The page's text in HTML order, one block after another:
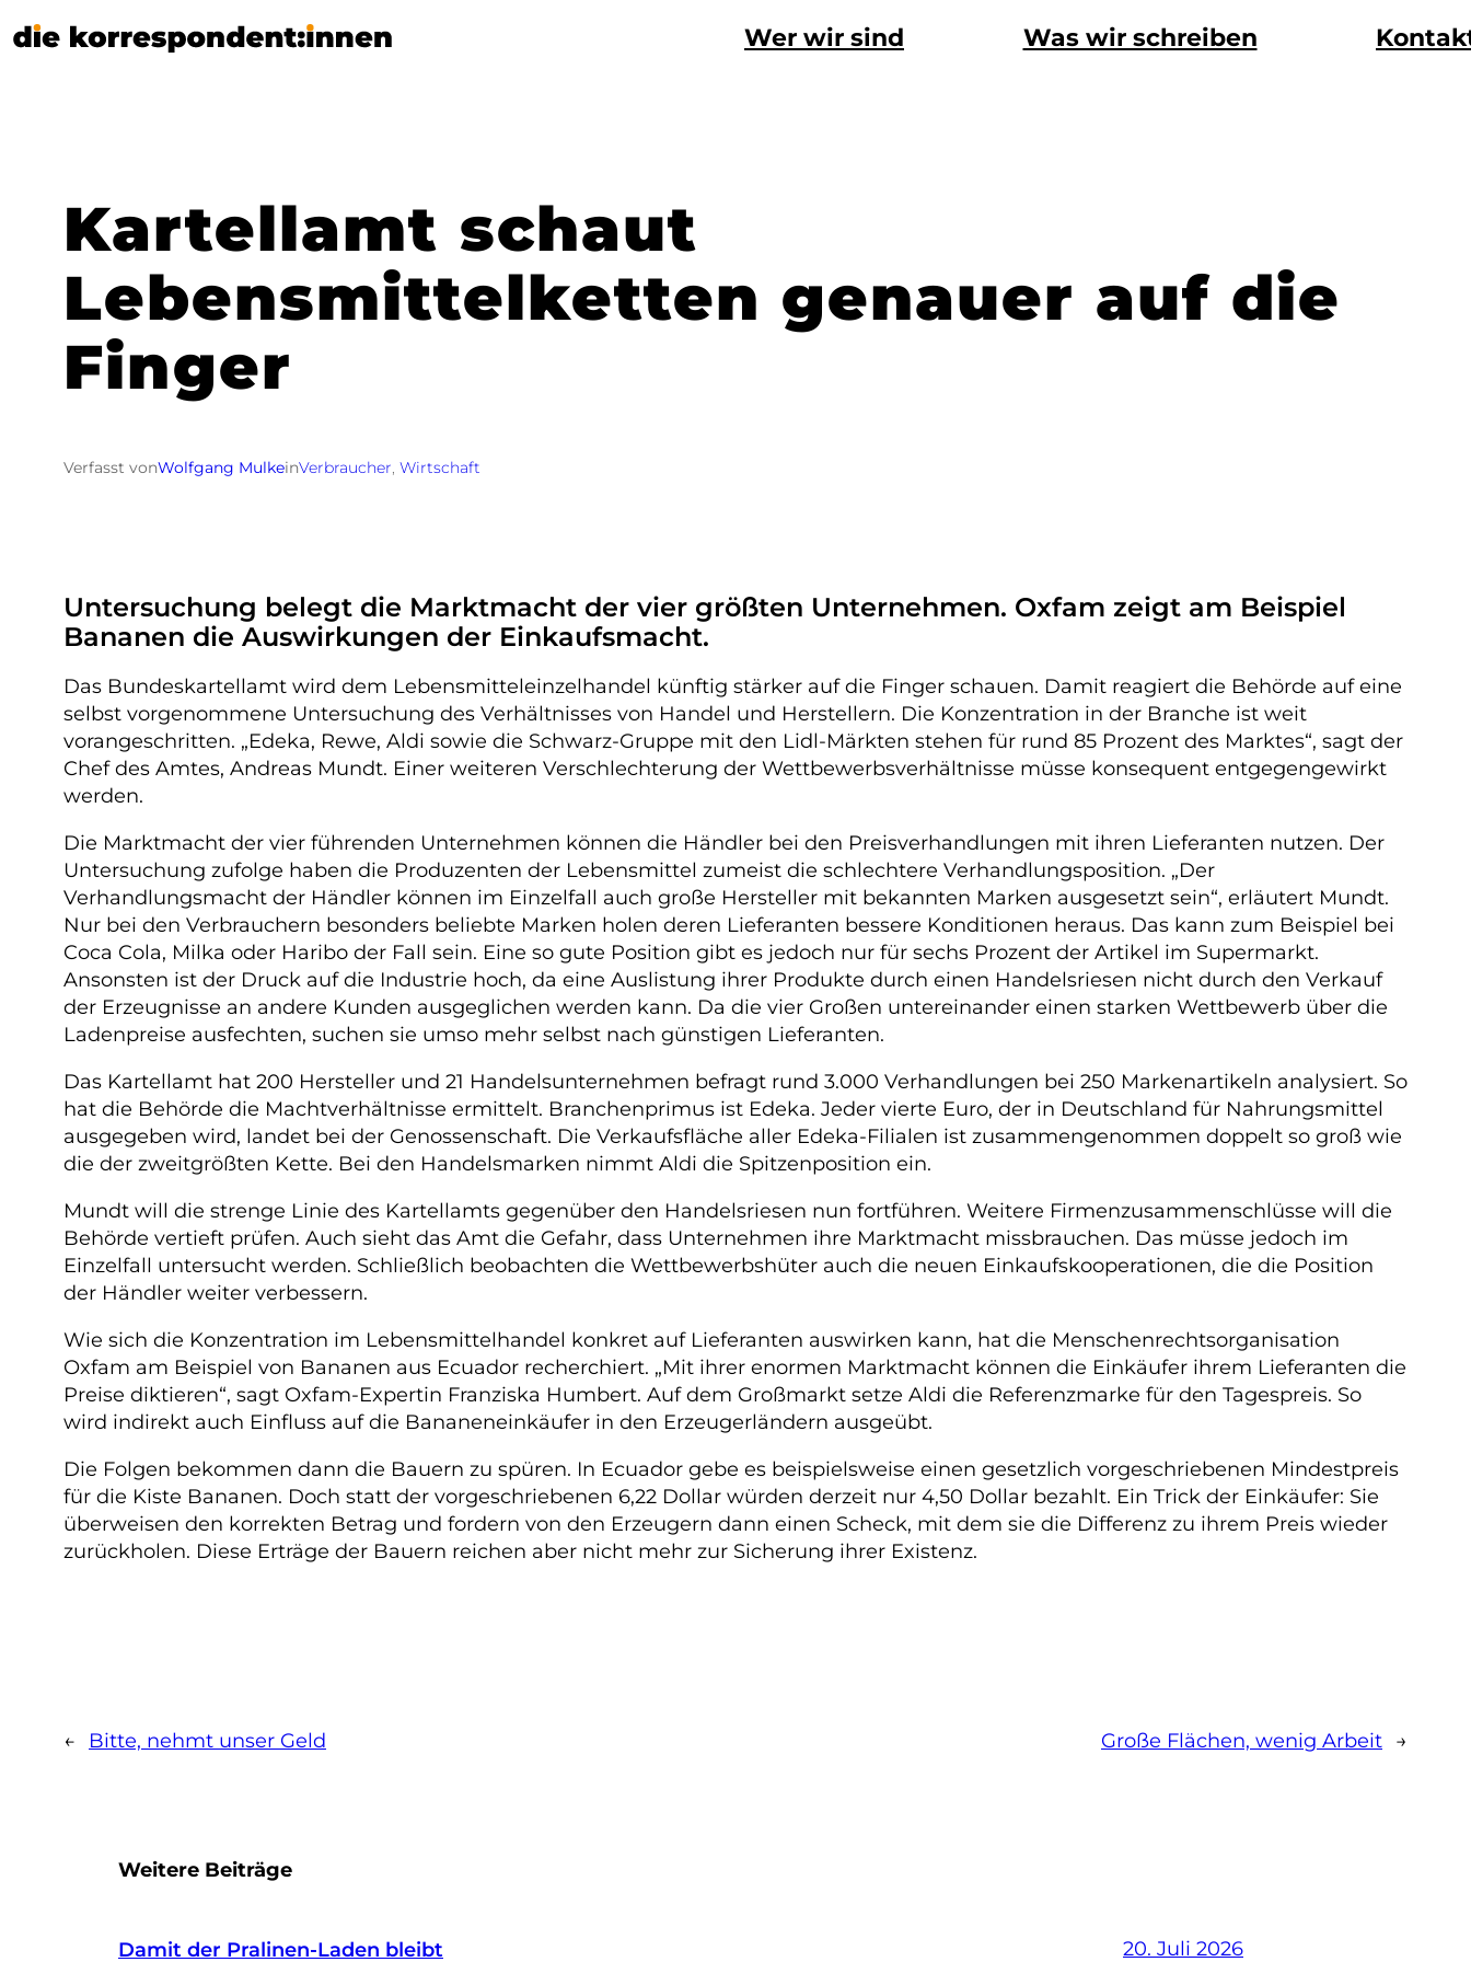
Wer wir sind Was wir schreiben
Kartellamt schaut
Lebensmittelketten genauer auf die
Finger
Verfasst vonWolfgang MulkeinVerbraucher, Wirtschaft
Untersuchung belegt die Marktmacht der vier größten Unternehmen. Oxfam zeigt am Beispiel
Bananen die Auswirkungen der Einkaufsmacht.
Das Bundeskartellamt wird dem Lebensmitteleinzelhandel künftig stärker auf die Finger schauen. Damit reagiert die Behörde auf eine
selbst vorgenommene Untersuchung des Verhältnisses von Handel und Herstellern. Die Konzentration in der Branche ist weit
vorangeschritten. „Edeka, Rewe, Aldi sowie die Schwarz-Gruppe mit den Lidl-Märkten stehen für rund 85 Prozent des Marktes“, sagt der
Chef des Amtes, Andreas Mundt. Einer weiteren Verschlechterung der Wettbewerbsverhältnisse müsse konsequent entgegengewirkt
werden.
Die Marktmacht der vier führenden Unternehmen können die Händler bei den Preisverhandlungen mit ihren Lieferanten nutzen. Der
Untersuchung zufolge haben die Produzenten der Lebensmittel zumeist die schlechtere Verhandlungsposition. „Der
Verhandlungsmacht der Händler können im Einzelfall auch große Hersteller mit bekannten Marken ausgesetzt sein“, erläutert Mundt.
Nur bei den Verbrauchern besonders beliebte Marken holen deren Lieferanten bessere Konditionen heraus. Das kann zum Beispiel bei
Coca Cola, Milka oder Haribo der Fall sein. Eine so gute Position gibt es jedoch nur für sechs Prozent der Artikel im Supermarkt.
Ansonsten ist der Druck auf die Industrie hoch, da eine Auslistung ihrer Produkte durch einen Handelsriesen nicht durch den Verkauf
der Erzeugnisse an andere Kunden ausgeglichen werden kann. Da die vier Großen untereinander einen starken Wettbewerb über die
Ladenpreise ausfechten, suchen sie umso mehr selbst nach günstigen Lieferanten.
Das Kartellamt hat 200 Hersteller und 21 Handelsunternehmen befragt rund 3.000 Verhandlungen bei 250 Markenartikeln analysiert. So
hat die Behörde die Machtverhältnisse ermittelt. Branchenprimus ist Edeka. Jeder vierte Euro, der in Deutschland für Nahrungsmittel
ausgegeben wird, landet bei der Genossenschaft. Die Verkaufsfläche aller Edeka-Filialen ist zusammengenommen doppelt so groß wie
die der zweitgrößten Kette. Bei den Handelsmarken nimmt Aldi die Spitzenposition ein.
Mundt will die strenge Linie des Kartellamts gegenüber den Handelsriesen nun fortführen. Weitere Firmenzusammenschlüsse will die
Behörde vertieft prüfen. Auch sieht das Amt die Gefahr, dass Unternehmen ihre Marktmacht missbrauchen. Das müsse jedoch im
Einzelfall untersucht werden. Schließlich beobachten die Wettbewerbshüter auch die neuen Einkaufskooperationen, die die Position
der Händler weiter verbessern.
Wie sich die Konzentration im Lebensmittelhandel konkret auf Lieferanten auswirken kann, hat die Menschenrechtsorganisation
Oxfam am Beispiel von Bananen aus Ecuador recherchiert. „Mit ihrer enormen Marktmacht können die Einkäufer ihrem Lieferanten die
Preise diktieren“, sagt Oxfam-Expertin Franziska Humbert. Auf dem Großmarkt setze Aldi die Referenzmarke für den Tagespreis. So
wird indirekt auch Einfluss auf die Bananeneinkäufer in den Erzeugerländern ausgeübt.
Die Folgen bekommen dann die Bauern zu spüren. In Ecuador gebe es beispielsweise einen gesetzlich vorgeschriebenen Mindestpreis
für die Kiste Bananen. Doch statt der vorgeschriebenen 6,22 Dollar würden derzeit nur 4,50 Dollar bezahlt. Ein Trick der Einkäufer: Sie
überweisen den korrekten Betrag und fordern von den Erzeugern dann einen Scheck, mit dem sie die Differenz zu ihrem Preis wieder
zurückholen. Diese Erträge der Bauern reichen aber nicht mehr zur Sicherung ihrer Existenz.
← Bitte, nehmt unser Geld Große Flächen, wenig Arbeit →
Weitere Beiträge
Damit der Pralinen-Laden bleibt 20. Juli 2026